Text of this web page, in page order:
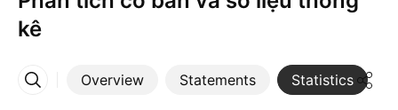
kê
Overview Statements Statistics
More